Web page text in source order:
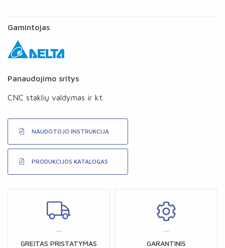
Gamintojas
Panaudojimo sritys
CNC staklių valdymas ir kt.
NAUDOTOJO INSTRUKCIJA
PRODUKCIJOS KATALOGAS
GREITAS PRISTATYMAS
GARANTINIS